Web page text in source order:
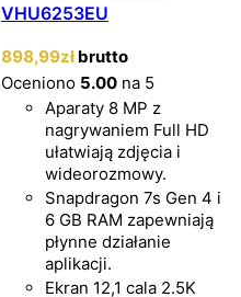
VHU6253EU
898,99zł brutto
Oceniono 5.00 na 5
Aparaty 8 MP z
nagrywaniem Full HD
ułatwiają zdjęcia i
wideorozmowy.
Snapdragon 7s Gen 4 i
6 GB RAM zapewniają
płynne działanie
aplikacji.
Ekran 12,1 cala 2.5K